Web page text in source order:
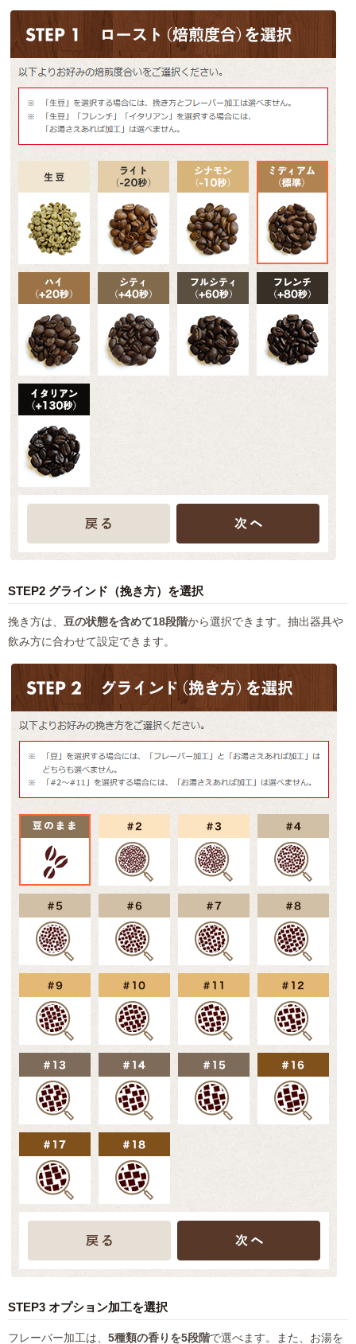
STEP2 グラインド（挽き方）を選択
挽き方は、 豆の状態を含めて18段階から選択できます。抽出器具や
飲み方に合わせて設定できます。
STEP3 オプション加工を選択
フレーバー加工は、 5種類の香りを5段階で選べます。また、お湯を